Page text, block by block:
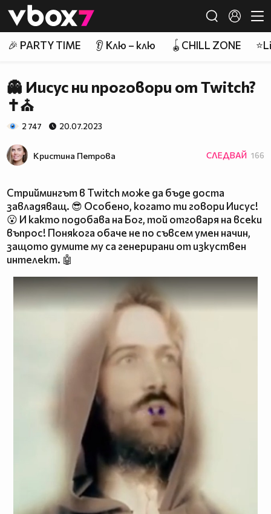
👾
🎉 PARTY TIME 👂 Клю – клю 🪀CHILL ZONE
👻 Иисус ни проговори от Twitch?
✝⛪
2 747 20.07.2023
Кристина Петрова СЛЕДВАЙ 166
Стриймингът в Twitch може да бъде доста
завладяващ. 😎 Особено, когато ти говори Иисус!
😮 И както подобава на Бог, той отговаря на всеки
въпрос! Понякога обаче не по съвсем умен начин,
защото думите му са генерирани от изкуствен
интелект. 🤖